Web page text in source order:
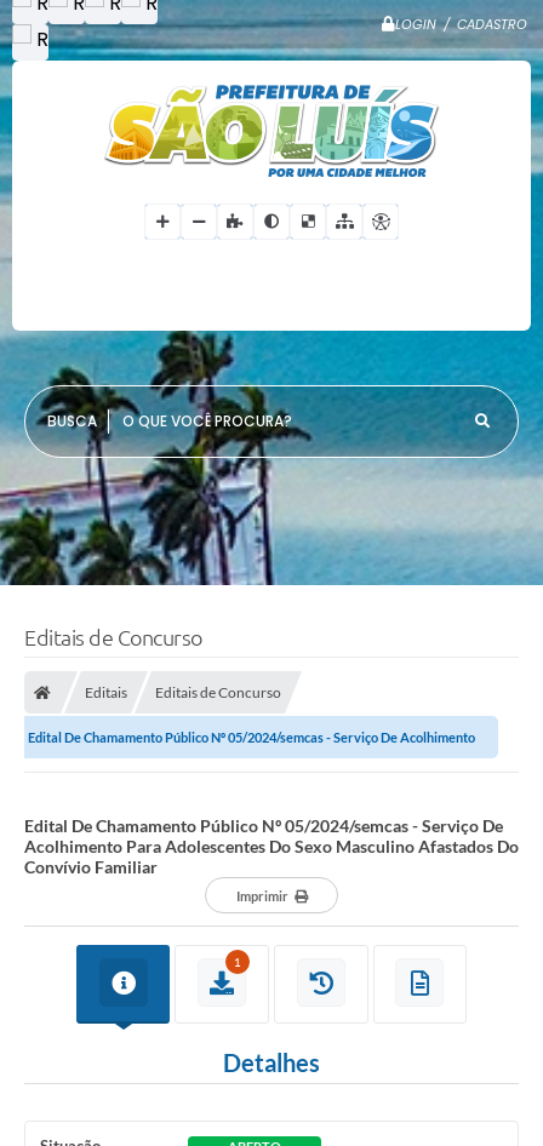
LOGIN / CADASTRO
O QUE VOCÊ PROCURA?
Editais de Concurso
Editais Editais de Concurso
Edital De Chamamento Público Nº 05/2024/semcas - Serviço De Acolhimento
Edital De Chamamento Público Nº 05/2024/semcas - Serviço De
Acolhimento Para Adolescentes Do Sexo Masculino Afastados Do
Convívio Familiar
Imprimir
1
Detalhes